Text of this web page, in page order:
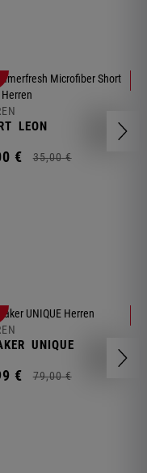
LEON
€ 35,00 €
UNIQUE
€ 79,00 €